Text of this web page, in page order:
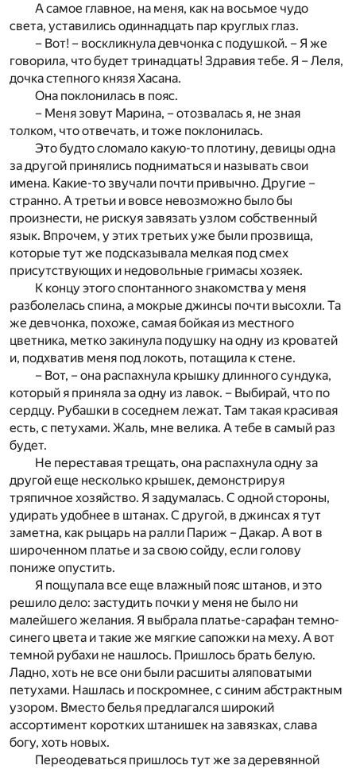
А самое главное, на меня, как на восьмое чудо
света, уставились одиннадцать пар круглых глаз.
– Вот! – воскликнула девчонка с подушкой. – Я же
говорила, что будет тринадцать! Здравия тебе. Я – Леля,
дочка степного князя Хасана.
Она поклонилась в пояс.
– Меня зовут Марина, – отозвалась я, не зная
толком, что отвечать, и тоже поклонилась.
Это будто сломало какую-то плотину, девицы одна
за другой принялись подниматься и называть свои
имена. Какие-то звучали почти привычно. Другие –
странно. А третьи и вовсе невозможно было бы
произнести, не рискуя завязать узлом собственный
язык. Впрочем, у этих третьих уже были прозвища,
которые тут же подсказывала мелкая под смех
присутствующих и недовольные гримасы хозяек.
К концу этого спонтанного знакомства у меня
разболелась спина, а мокрые джинсы почти высохли. Та
же девчонка, похоже, самая бойкая из местного
цветника, метко закинула подушку на одну из кроватей
и, подхватив меня под локоть, потащила к стене.
– Вот, – она распахнула крышку длинного сундука,
который я приняла за одну из лавок. – Выбирай, что по
сердцу. Рубашки в соседнем лежат. Там такая красивая
есть, с петухами. Жаль, мне велика. А тебе в самый раз
будет.
Не переставая трещать, она распахнула одну за
другой еще несколько крышек, демонстрируя
тряпичное хозяйство. Я задумалась. С одной стороны,
удирать удобнее в штанах. С другой, в джинсах я тут
заметна, как рыцарь на ралли Париж – Дакар. А вот в
широченном платье и за свою сойду, если голову
пониже опустить.
Я пощупала все еще влажный пояс штанов, и это
решило дело: застудить почки у меня не было ни
малейшего желания. Я выбрала платье-сарафан темно-
синего цвета и такие же мягкие сапожки на меху. А вот
темной рубахи не нашлось. Пришлось брать белую.
Ладно, хоть не все они были расшиты аляповатыми
петухами. Нашлась и поскромнее, с синим абстрактным
узором. Вместо белья предлагался широкий
ассортимент коротких штанишек на завязках, слава
богу, хоть новых.
Переодеваться пришлось тут же за деревянной